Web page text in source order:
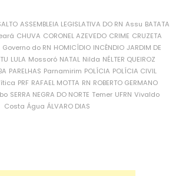
ASSEMBLEIA LEGISLATIVA DO RN Assu BATATA
CHUVA CORONEL AZEVEDO CRIME CRUZETA
Governo do RN HOMICÍDIO INCÊNDIO JARDIM DE
LULA Mossoró NATAL Nilda NÉLTER QUEIROZ
PARELHAS Parnamirim POLÍCIA POLÍCIA CIVIL
PRF RAFAEL MOTTA RN ROBERTO GERMANO
SERRA NEGRA DO NORTE Temer UFRN Vivaldo
Costa Água ÁLVARO DIAS